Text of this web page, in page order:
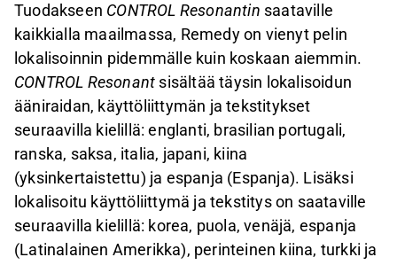
Tuodakseen CONTROL Resonantin saataville
kaikkialla maailmassa, Remedy on vienyt pelin
lokalisoinnin pidemmälle kuin koskaan aiemmin.
CONTROL Resonant sisältää täysin lokalisoidun
ääniraidan, käyttöliittymän ja tekstitykset
seuraavilla kielillä: englanti, brasilian portugali,
ranska, saksa, italia, japani, kiina
(yksinkertaistettu) ja espanja (Espanja). Lisäksi
lokalisoitu käyttöliittymä ja tekstitys on saataville
seuraavilla kielillä: korea, puola, venäjä, espanja
(Latinalainen Amerikka), perinteinen kiina, turkki ja